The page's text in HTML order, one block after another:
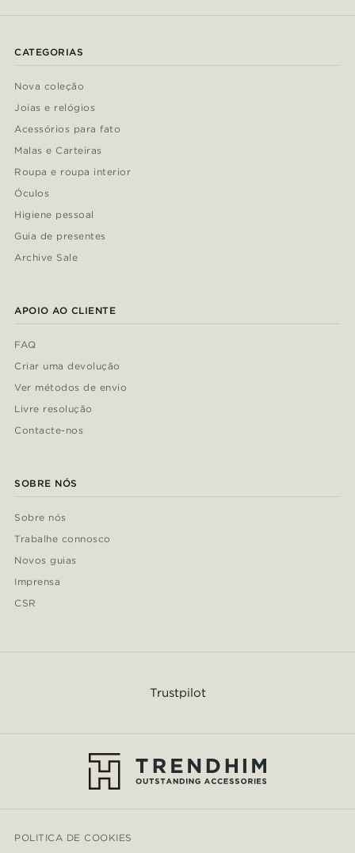
CATEGORIAS
Nova coleção
Joias e relógios
Acessórios para fato
Malas e Carteiras
Roupa e roupa interior
Óculos
Higiene pessoal
Guia de presentes
Archive Sale
APOIO AO CLIENTE
FAQ
Criar uma devolução
Ver métodos de envio
Livre resolução
Contacte-nos
SOBRE NÓS
Sobre nós
Trabalhe connosco
Novos guias
Imprensa
CSR
Trustpilot
POLITICA DE COOKIES